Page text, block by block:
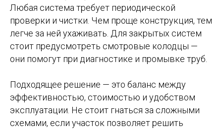
Любая система требует периодической
проверки и чистки. Чем проще конструкция, тем
легче за ней ухаживать. Для закрытых систем
стоит предусмотреть смотровые колодцы —
они помогут при диагностике и промывке труб.
Подходящее решение — это баланс между
эффективностью, стоимостью и удобством
эксплуатации. Не стоит гнаться за сложными
схемами, если участок позволяет решить